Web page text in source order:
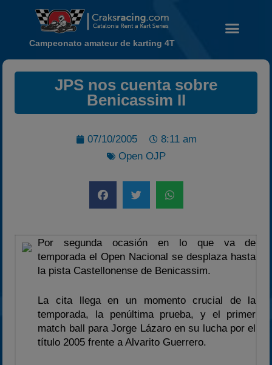
Noticias
2022
2025
Estadísticas
Preguntas Frecuentes
Campeonato amateur de karting 4T
JPS nos cuenta sobre
Benicassim II
07/10/2005
8:11 am
Open OJP
Por segunda ocasión en lo que va de
temporada el Open Nacional se desplaza hasta
la pista Castellonense de Benicassim.
La cita llega en un momento crucial de la
temporada, la penúltima prueba, y el primer
match ball para Jorge Lázaro en su lucha por el
título 2005 frente a Alvarito Guerrero.